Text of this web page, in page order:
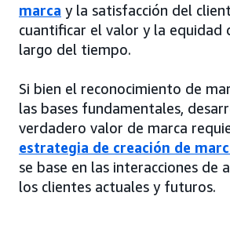
marca y la satisfacción del
cuantificar el valor y la equidad
largo del tiempo.
Si bien el reconocimiento de
las bases fundamentales,
verdadero valor de marca
estrategia de creación de
se base en las interacciones de
los clientes actuales y futuros.